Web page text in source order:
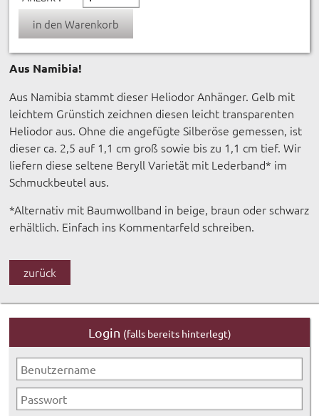
Aus Namibia!
Aus Namibia stammt dieser Heliodor Anhänger. Gelb mit
leichtem Grünstich zeichnen diesen leicht transparenten
Heliodor aus. Ohne die angefügte Silberöse gemessen, ist
dieser ca. 2,5 auf 1,1 cm groß sowie bis zu 1,1 cm tief. Wir
liefern diese seltene Beryll Varietät mit Lederband* im
Schmuckbeutel aus.
*Alternativ mit Baumwollband in beige, braun oder schwarz
erhältlich. Einfach ins Kommentarfeld schreiben.
zurück
Login (falls bereits hinterlegt)